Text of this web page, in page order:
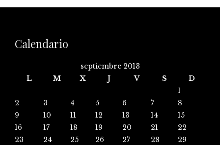
Calendario
septiembre 2013
L
M X J V S
D
1
2
3 4 5 6 7
8
9
10 11 12 13 14
15
16
17 18 19 20 21
22
23
24 25 26 27 28
29